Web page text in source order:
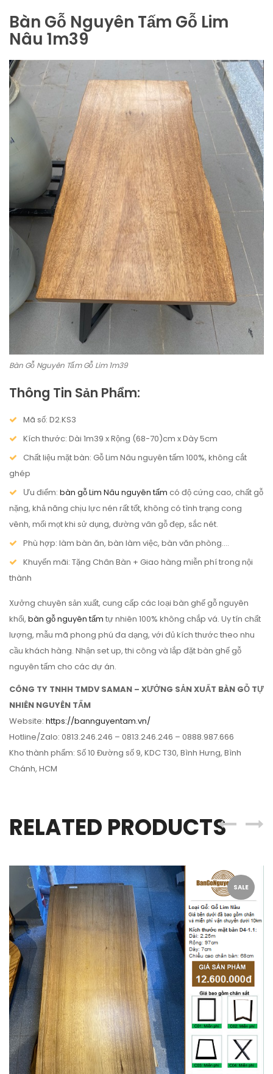
Bàn Gỗ Nguyên Tấm Gỗ Lim
Nâu 1m39
Bàn Gỗ Nguyên Tấm Gỗ Lim 1m39
Thông Tin Sản Phẩm:
Mã số: D2.KS3
Kích thước: Dài 1m39 x Rộng (68-70)cm x Dày 5cm
Chất liệu mặt bàn: Gỗ Lim Nâu nguyên tấm 100%, không cắt
ghép
Ưu điểm: bàn gỗ Lim Nâu nguyên tấm có độ cứng cao, chất gỗ
nặng, khả năng chịu lực nén rất tốt, không có tình trạng cong
vênh, mối mọt khi sử dụng, đường vân gỗ đẹp, sắc nét.
Phù hợp: làm bàn ăn, bàn làm việc, bàn văn phòng….
Khuyến mãi: Tặng Chân Bàn + Giao hàng miễn phí trong nội
thành
Xưởng chuyên sản xuất, cung cấp các loại bàn ghế gỗ nguyên
khối, bàn gỗ nguyên tấm tự nhiên 100% không chắp vá. Uy tín chất
lượng, mẫu mã phong phú đa dạng, với đủ kích thước theo nhu
cầu khách hàng. Nhận set up, thi công và lắp đặt bàn ghế gỗ
nguyên tấm cho các dự án.
CÔNG TY TNHH TMDV SAMAN – XƯỞNG SẢN XUẤT BÀN GỖ TỰ
NHIÊN NGUYÊN TẤM
Website: https://bannguyentam.vn/
Hotline/Zalo: 0813.246.246 – 0813.246.246 – 0888.987.666
Kho thành phẩm: Số 10 Đường số 9, KDC T30, Bình Hưng, Bình
Chánh, HCM
RELATED PRODUCTS
SALE